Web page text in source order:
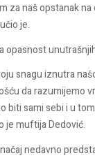
za naš opstanak
je.
opasnost
snagu iznutra
da razumijemo
biti sami sebi i u
je muftija Dedović.
nedavno